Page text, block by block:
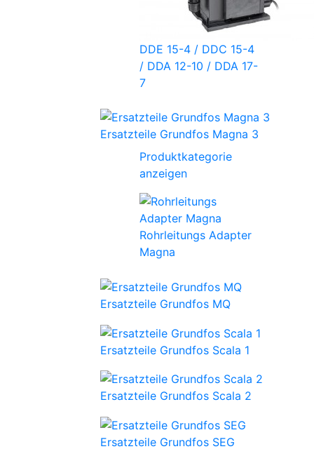
DDE 15-4 / DDC 15-4
/ DDA 12-10 / DDA 17-
7
Ersatzteile Grundfos Magna 3
Produktkategorie
anzeigen
Rohrleitungs Adapter
Magna
Ersatzteile Grundfos MQ
Ersatzteile Grundfos Scala 1
Ersatzteile Grundfos Scala 2
Ersatzteile Grundfos SEG